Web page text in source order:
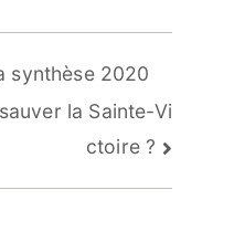
synthèse 2020
la Sainte-Vi
ctoire ?